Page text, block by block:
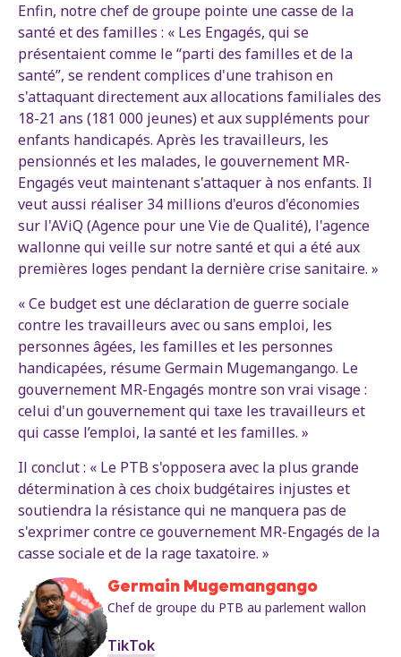
Enfin, notre chef de groupe pointe une casse de la
santé et des familles : « Les Engagés, qui se
présentaient comme le “parti des familles et de la
santé”, se rendent complices d'une trahison en
s'attaquant directement aux allocations familiales des
18-21 ans (181 000 jeunes) et aux suppléments pour
enfants handicapés. Après les travailleurs, les
pensionnés et les malades, le gouvernement MR-
Engagés veut maintenant s'attaquer à nos enfants. Il
veut aussi réaliser 34 millions d'euros d'économies
sur l'AViQ (Agence pour une Vie de Qualité), l'agence
wallonne qui veille sur notre santé et qui a été aux
premières loges pendant la dernière crise sanitaire. »
« Ce budget est une déclaration de guerre sociale
contre les travailleurs avec ou sans emploi, les
personnes âgées, les familles et les personnes
handicapées, résume Germain Mugemangango. Le
gouvernement MR-Engagés montre son vrai visage :
celui d'un gouvernement qui taxe les travailleurs et
qui casse l’emploi, la santé et les familles. »
Il conclut : « Le PTB s'opposera avec la plus grande
détermination à ces choix budgétaires injustes et
soutiendra la résistance qui ne manquera pas de
s'exprimer contre ce gouvernement MR-Engagés de la
casse sociale et de la rage taxatoire. »
Germain Mugemangango
Chef de groupe du PTB au parlement wallon
TikTok